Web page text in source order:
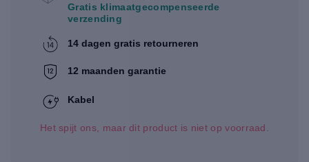
Gratis klimaatgecompenseerde
verzending
14 dagen gratis retourneren
12 maanden garantie
Kabel
Het spijt ons, maar dit product is niet op voorraad.